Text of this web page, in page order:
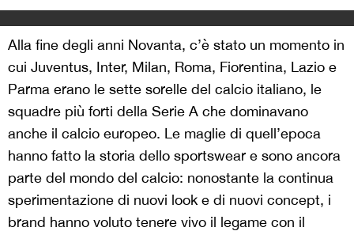
Alla fine degli anni Novanta, c’è stato un momento in
cui Juventus, Inter, Milan, Roma, Fiorentina, Lazio e
Parma erano le sette sorelle del calcio italiano, le
squadre più forti della Serie A che dominavano
anche il calcio europeo. Le maglie di quell’epoca
hanno fatto la storia dello sportswear e sono ancora
parte del mondo del calcio: nonostante la continua
sperimentazione di nuovi look e di nuovi concept, i
brand hanno voluto tenere vivo il legame con il